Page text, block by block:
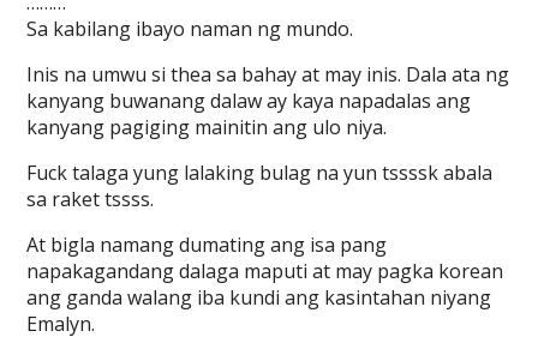
Sa kabilang ibayo naman ng mundo.
Inis na umwu si thea sa bahay at may inis. Dala ata ng
kanyang buwanang dalaw ay kaya napadalas ang
kanyang pagiging mainitin ang ulo niya.
Fuck talaga yung lalaking bulag na yun tssssk abala
sa raket tssss.
At bigla namang dumating ang isa pang
napakagandang dalaga maputi at may pagka korean
ang ganda walang iba kundi ang kasintahan niyang
Emalyn.